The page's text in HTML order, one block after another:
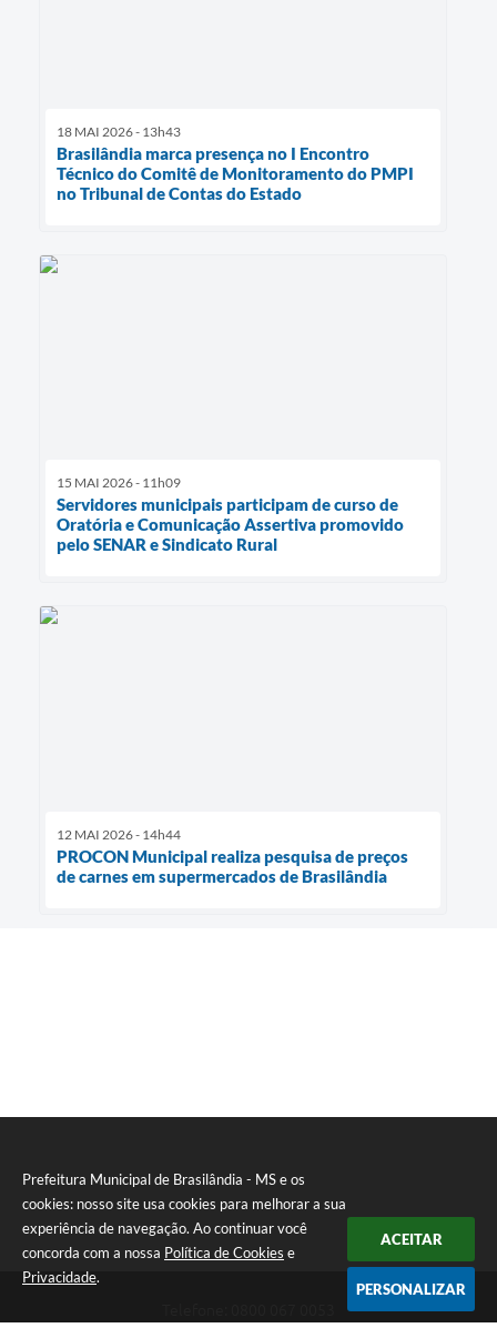
Prefeitura Municipal de Brasilândia - MS e os
cookies: nosso site usa cookies para melhorar a sua
experiência de navegação. Ao continuar você
concorda com a nossa Política de Cookies e
Privacidade.
ACEITAR
PERSONALIZAR
18 MAI 2026 - 13h43
Brasilândia marca presença no I Encontro
Técnico do Comitê de Monitoramento do PMPI
no Tribunal de Contas do Estado
15 MAI 2026 - 11h09
Servidores municipais participam de curso de
Oratória e Comunicação Assertiva promovido
pelo SENAR e Sindicato Rural
12 MAI 2026 - 14h44
PROCON Municipal realiza pesquisa de preços
de carnes em supermercados de Brasilândia